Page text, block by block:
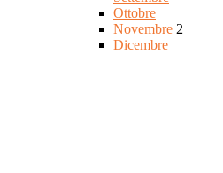
Ottobre
Novembre 2
Dicembre